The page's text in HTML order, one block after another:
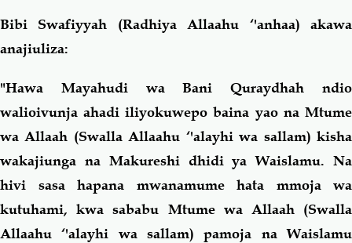
Bibi Swafiyyah (Radhiya Allaahu ‘'anhaa) akawa
anajiuliza:
"Hawa Mayahudi wa Bani Quraydhah ndio
walioivunja ahadi iliyokuwepo baina yao na Mtume
wa Allaah (Swalla Allaahu ‘'alayhi wa sallam) kisha
wakajiunga na Makureshi dhidi ya Waislamu. Na
hivi sasa hapana mwanamume hata mmoja wa
kutuhami, kwa sababu Mtume wa Allaah (Swalla
Allaahu ‘'alayhi wa sallam) pamoja na Waislamu